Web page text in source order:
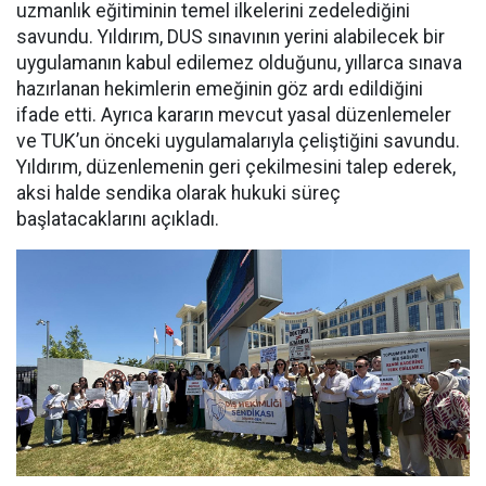
uzmanlık eğitiminin temel ilkelerini zedelediğini
savundu. Yıldırım, DUS sınavının yerini alabilecek bir
uygulamanın kabul edilemez olduğunu, yıllarca sınava
hazırlanan hekimlerin emeğinin göz ardı edildiğini
ifade etti. Ayrıca kararın mevcut yasal düzenlemeler
ve TUK’un önceki uygulamalarıyla çeliştiğini savundu.
Yıldırım, düzenlemenin geri çekilmesini talep ederek,
aksi halde sendika olarak hukuki süreç
başlatacaklarını açıkladı.